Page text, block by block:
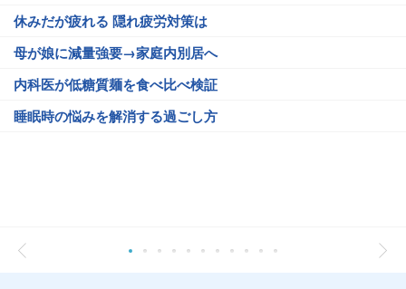
休みだが疲れる 隠れ疲労対策は
母が娘に減量強要→家庭内別居へ
内科医が低糖質麺を食べ比べ検証
睡眠時の悩みを解消する過ごし方